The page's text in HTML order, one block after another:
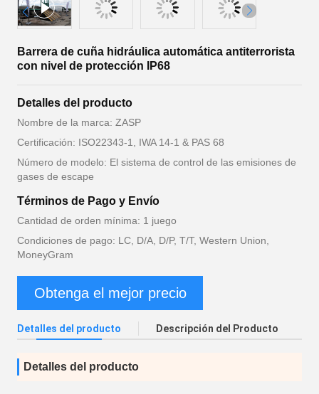
Barrera de cuña hidráulica automática antiterrorista
con nivel de protección IP68
Detalles del producto
Nombre de la marca: ZASP
Certificación: ISO22343-1, IWA 14-1 & PAS 68
Número de modelo: El sistema de control de las emisiones de
gases de escape
Términos de Pago y Envío
Cantidad de orden mínima: 1 juego
Condiciones de pago: LC, D/A, D/P, T/T, Western Union,
MoneyGram
Obtenga el mejor precio
Detalles del producto Descripción del Producto
Detalles del producto